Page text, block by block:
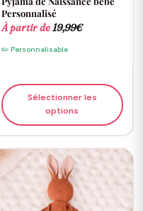
Personnalisé
À partir de19,99€
✏️ Personnalisable
Sélectionner les
options